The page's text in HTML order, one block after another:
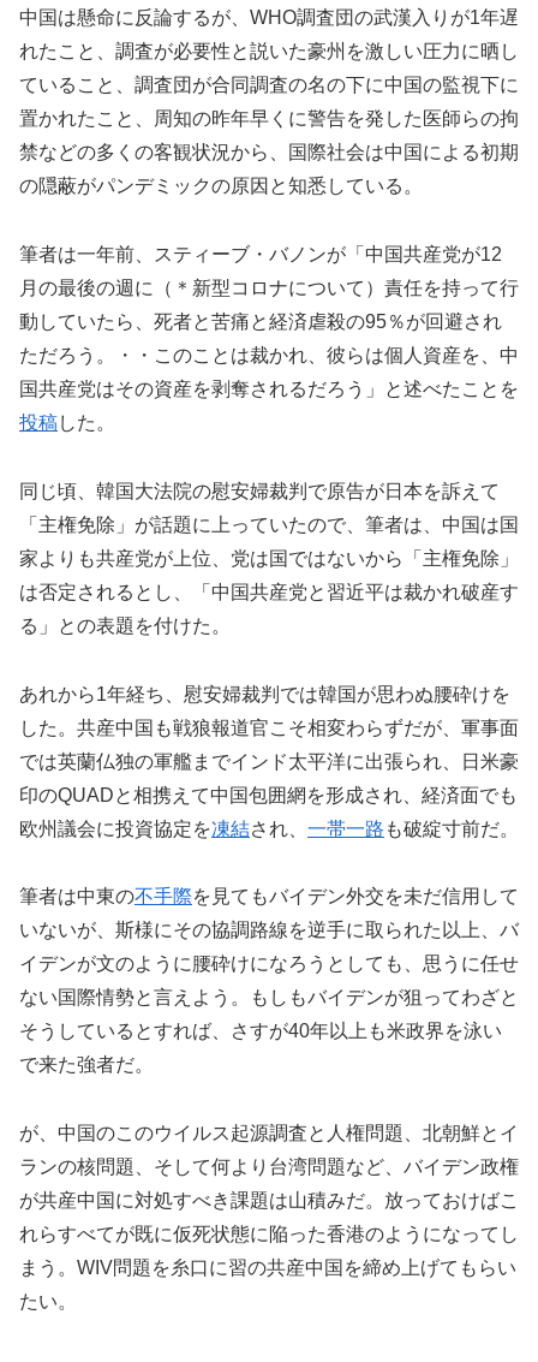
中国は懸命に反論するが、WHO調査団の武漢入りが1年遅
れたこと、調査が必要性と説いた豪州を激しい圧力に晒し
ていること、調査団が合同調査の名の下に中国の監視下に
置かれたこと、周知の昨年早くに警告を発した医師らの拘
禁などの多くの客観状況から、国際社会は中国による初期
の隠蔽がパンデミックの原因と知悉している。
筆者は一年前、スティーブ・バノンが「中国共産党が12
月の最後の週に（＊新型コロナについて）責任を持って行
動していたら、死者と苦痛と経済虐殺の95％が回避され
ただろう。・・このことは裁かれ、彼らは個人資産を、中
国共産党はその資産を剥奪されるだろう」と述べたことを
投稿した。
同じ頃、韓国大法院の慰安婦裁判で原告が日本を訴えて
「主権免除」が話題に上っていたので、筆者は、中国は国
家よりも共産党が上位、党は国ではないから「主権免除」
は否定されるとし、「中国共産党と習近平は裁かれ破産す
る」との表題を付けた。
あれから1年経ち、慰安婦裁判では韓国が思わぬ腰砕けを
した。共産中国も戦狼報道官こそ相変わらずだが、軍事面
では英蘭仏独の軍艦までインド太平洋に出張られ、日米豪
印のQUADと相携えて中国包囲網を形成され、経済面でも
欧州議会に投資協定を凍結され、 一帯一路 も破綻寸前だ。
筆者は中東の不手際を見てもバイデン外交を未だ信用して
いないが、斯様にその協調路線を逆手に取られた以上、バ
イデンが文のように腰砕けになろうとしても、思うに任せ
ない国際情勢と言えよう。もしもバイデンが狙ってわざと
そうしているとすれば、さすが40年以上も米政界を泳い
で来た強者だ。
が、中国のこのウイルス起源調査と人権問題、北朝鮮とイ
ランの核問題、そして何より台湾問題など、バイデン政権
が共産中国に対処すべき課題は山積みだ。放っておけばこ
れらすべてが既に仮死状態に陥った香港のようになってし
まう。WIV問題を糸口に習の共産中国を締め上げてもらい
たい。